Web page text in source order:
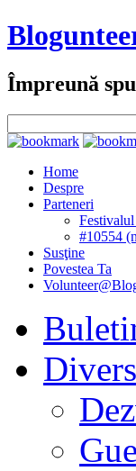
Împreună
Home
Despre
Parteneri
Festivalul
#10554
Susţine
Povestea Ta